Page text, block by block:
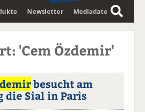
Newsletter Mediadaten
S
u
c
h
'Cem Özdemir'
besucht am
die Sial in Paris